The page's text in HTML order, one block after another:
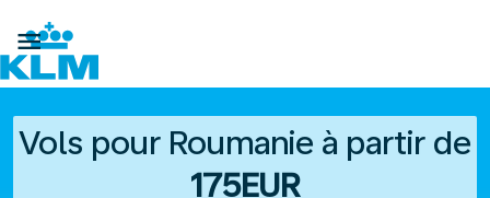

Vols pour Roumanie à partir de
175EUR